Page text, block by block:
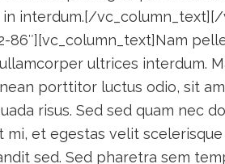
interdum.[/
2-86″][vc_column_text]Nam
ultrices interdum.
porttitor luctus odio, sit
risus. Sed sed quam nec
mi, et egestas velit
sed. Sed pharetra sem